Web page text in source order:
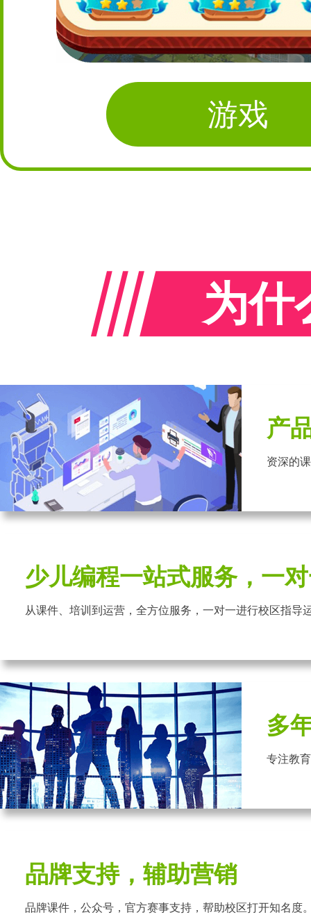
游戏
为什
产
资深的
少儿编程一站式服务，一
从课件、培训到运营，全方位服务，一对一进行校区指导
多
专注教
品牌支持，辅助营销
品牌课件，公众号，官方赛事支持，帮助校区打开知名度